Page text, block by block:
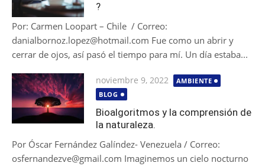
?
Por: Carmen Loopart – Chile / Correo:
danialbornoz.lopez@hotmail.com Fue como un abrir y
cerrar de ojos, así pasó el tiempo para mí. Un día estaba...
Publicada
el
noviembre 9, 2022
AMBIENTE
BLOG
Bioalgoritmos y la comprensión de
la naturaleza.
Por Óscar Fernández Galíndez- Venezuela / Correo:
osfernandezve@gmail.com Imaginemos un cielo nocturno